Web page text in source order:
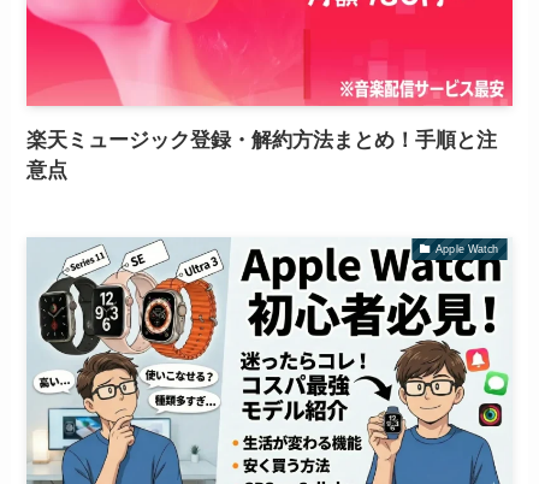
楽天ミュージック登録・解約方法まとめ！手順と注
意点
Apple Watch